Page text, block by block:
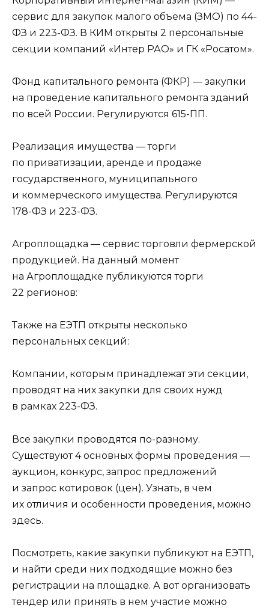
сервис для закупок малого объема (ЗМО) по 44-
ФЗ и 223-ФЗ. В КИМ открыты 2 персональные
секции компаний «Интер РАО» и ГК «Росатом».
Фонд капитального ремонта (ФКР) — закупки
на проведение капитального ремонта зданий
по всей России. Регулируются 615-ПП.
Реализация имущества — торги
по приватизации, аренде и продаже
государственного, муниципального
и коммерческого имущества. Регулируются
178-ФЗ и 223-ФЗ.
Агроплощадка — сервис торговли фермерской
продукцией. На данный момент
на Агроплощадке публикуются торги
22 регионов:
Также на ЕЭТП открыты несколько
персональных секций:
Компании, которым принадлежат эти секции,
проводят на них закупки для своих нужд
в рамках 223-ФЗ.
Все закупки проводятся по-разному.
Существуют 4 основных формы проведения —
аукцион, конкурс, запрос предложений
и запрос котировок (цен). Узнать, в чем
их отличия и особенности проведения, можно
здесь.
Посмотреть, какие закупки публикуют на ЕЭТП,
и найти среди них подходящие можно без
регистрации на площадке. А вот организовать
тендер или принять в нем участие можно